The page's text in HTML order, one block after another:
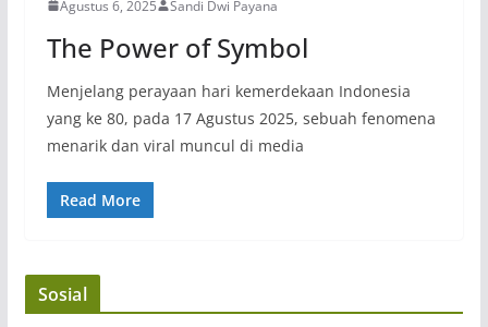
Agustus 6, 2025 Sandi Dwi Payana
The Power of Symbol
Menjelang perayaan hari kemerdekaan Indonesia
yang ke 80, pada 17 Agustus 2025, sebuah fenomena
menarik dan viral muncul di media
Read More
Sosial